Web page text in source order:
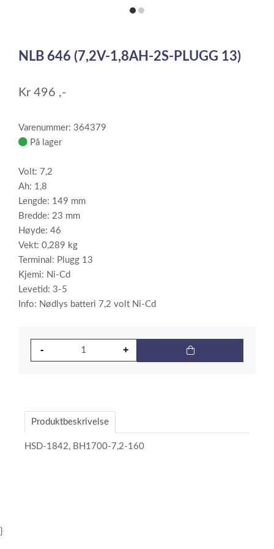
itemitem
of
NLB 646 (7,2V-1,8AH-2S-PLUGG 13)
Kr 496 ,-
Varenummer: 364379
På lager
Volt: 7,2
Ah: 1,8
Lengde: 149 mm
Bredde: 23 mm
Høyde: 46
Vekt: 0,289 kg
Terminal: Plugg 13
Kjemi: Ni-Cd
Levetid: 3-5
Info: Nødlys batteri 7,2 volt Ni-Cd
Produktbeskrivelse
HSD-1842, BH1700-7,2-160
}